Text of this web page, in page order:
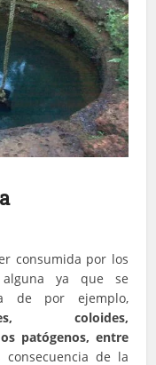
consumida por los
ya que se
de por ejemplo,
coloides,
patógenos, entre
de la